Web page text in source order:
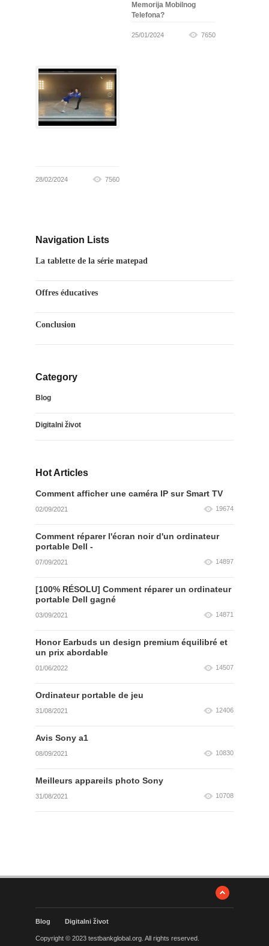
Memorija Mobilnog
Telefona?
25/01/2024 7650
28/02/2024 7560
Navigation Lists
La tablette de la série matepad
Offres éducatives
Conclusion
Category
Blog
Digitalni život
Hot Articles
Comment afficher une caméra IP sur Smart TV
02/09/2021 19674
Comment réparer l'écran noir d'un ordinateur
portable Dell -
07/09/2021 14897
[100% RÉSOLU] Comment réparer un ordinateur
portable Dell gagné
03/09/2021 14871
Honor Earbuds un design premium équilibré et
un prix abordable
01/06/2022 14507
Ordinateur portable de jeu
31/08/2021 12406
Avis Sony a1
08/09/2021 10830
Meilleurs appareils photo Sony
31/08/2021 10708
Blog Digitalni život
Copyright © 2023 testbankglobal.org. All rights reserved.